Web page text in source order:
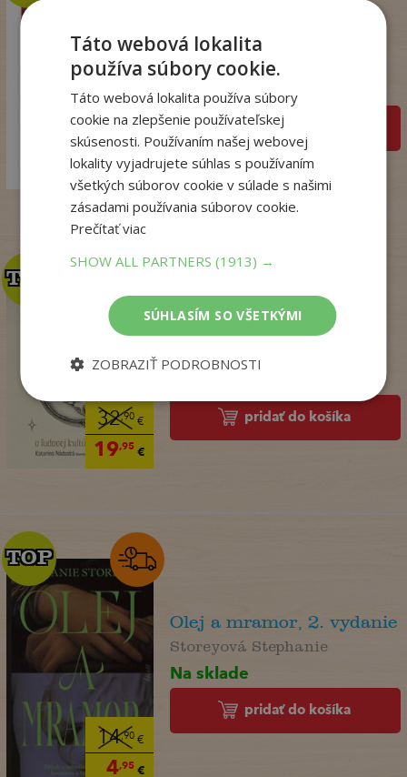
18 ,99€
14,98 €
lásky
Winterová Lea
Na sklade
pridať do košíka
32,90€
19,95€
TOP
TOP
Mágia, čary a veštby v
ľudovej kultúr...
pridať do košíka
14,90€
4,95€
TOP
TOP
Olej a mramor, 2. vydanie
Storeyová Stephanie
Na sklade
pridať do košíka
Táto webová lokalita
používa súbory cookie.
Táto webová lokalita používa súbory
cookie na zlepšenie používateľskej
skúsenosti. Používaním našej webovej
lokality vyjadrujete súhlas s používaním
všetkých súborov cookie v súlade s našimi
zásadami používania súborov cookie.
Prečítať viac
SHOW ALL PARTNERS(1913) →
SÚHLASÍM SO VŠETKÝMI
ZOBRAZIŤ PODROBNOSTI